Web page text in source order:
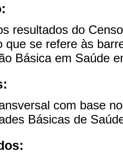
resultados do
que se refere às
Básica em Saúde
com base
Básicas de